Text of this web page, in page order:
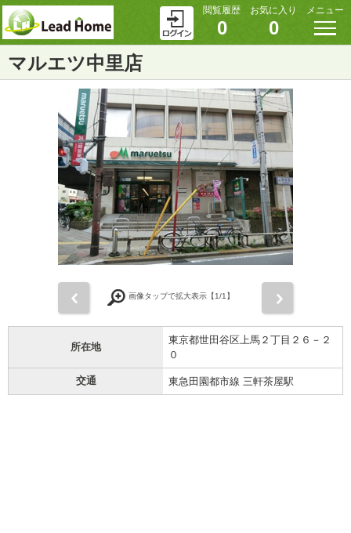
閲覧履歴
0
お気に入り
0
メニュー
マルエツ中里店
画像タップで拡大表示【1/1】
所在地
東京都世田谷区上馬２丁目２６－２
０
交通 東急田園都市線 三軒茶屋駅